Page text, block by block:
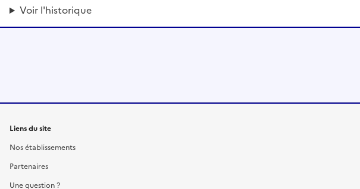
Voir l'historique
Liens du site
Nos établissements
Partenaires
Une question ?